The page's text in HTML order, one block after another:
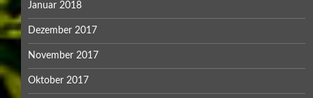
Januar 2018
Dezember 2017
November 2017
Oktober 2017